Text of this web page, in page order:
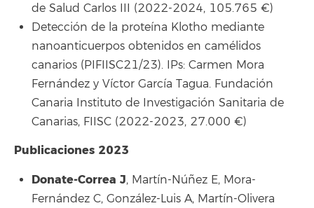
de Salud Carlos III (2022-2024, 105.765 €)
Detección de la proteína Klotho mediante
nanoanticuerpos obtenidos en camélidos
canarios (PIFIISC21/23). IPs: Carmen Mora
Fernández y Víctor García Tagua. Fundación
Canaria Instituto de Investigación Sanitaria de
Canarias, FIISC (2022-2023, 27.000 €)
Publicaciones 2023
Donate-Correa J, Martín-Núñez E, Mora-
Fernández C, González-Luis A, Martín-Olivera